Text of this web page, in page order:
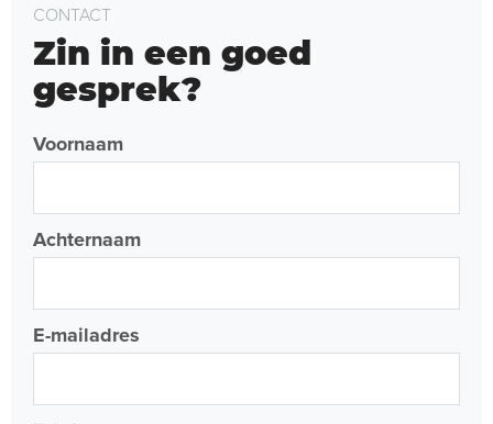
CONTACT
Zin in een goed
gesprek?
Voornaam
Achternaam
E-mailadres